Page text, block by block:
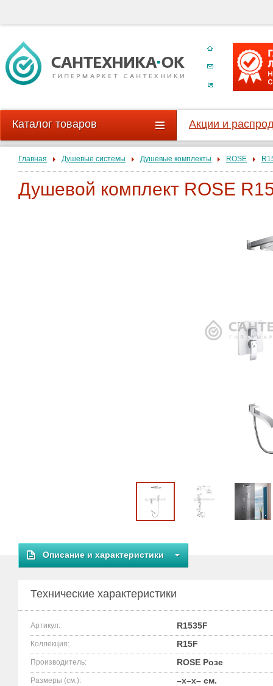
Каталог товаров Акции и
Главная Душевые системы Душевые комплекты ROSE
Душевой комплект ROSE
Описание и характеристики
Технические характеристики
Артикул: R1535F
Коллекция: R15F
Производитель: ROSE Розе
Размеры (см.): –x–x– см.